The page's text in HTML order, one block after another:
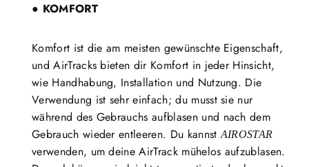
● KOMFORT
Komfort ist die am meisten gewünschte Eigenschaft,
und AirTracks bieten dir Komfort in jeder Hinsicht,
wie Handhabung, Installation und Nutzung. Die
Verwendung ist sehr einfach; du musst sie nur
während des Gebrauchs aufblasen und nach dem
Gebrauch wieder entleeren. Du kannstAIROSTAR
verwenden, um deine AirTrack mühelos aufzublasen.